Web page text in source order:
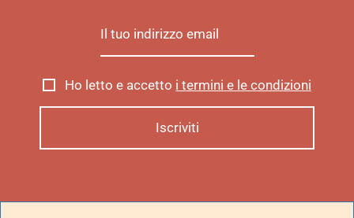
Ho letto e accetto i termini e le condizioni